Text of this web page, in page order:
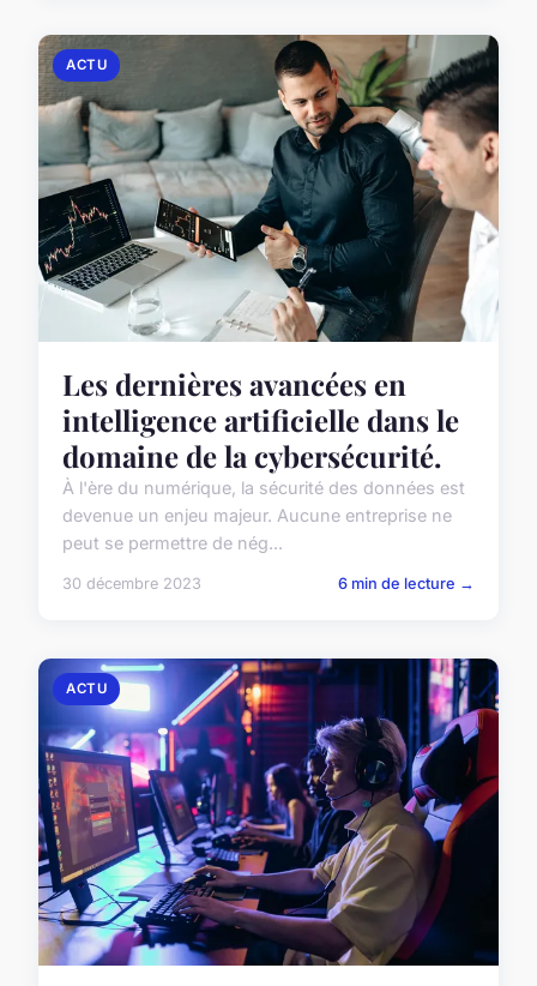
ACTU
Les dernières avancées en
intelligence artificielle dans le
domaine de la cybersécurité.
À l'ère du numérique, la sécurité des données est
devenue un enjeu majeur. Aucune entreprise ne
peut se permettre de nég...
30 décembre 2023 6 min de lecture →
ACTU